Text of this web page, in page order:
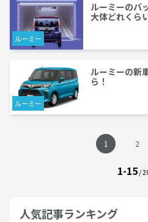
ルーミー
ルーミーのバ
大体どれくら
ルーミー
ルーミーの新
ら！
1 2
1-15/
人気記事ランキング